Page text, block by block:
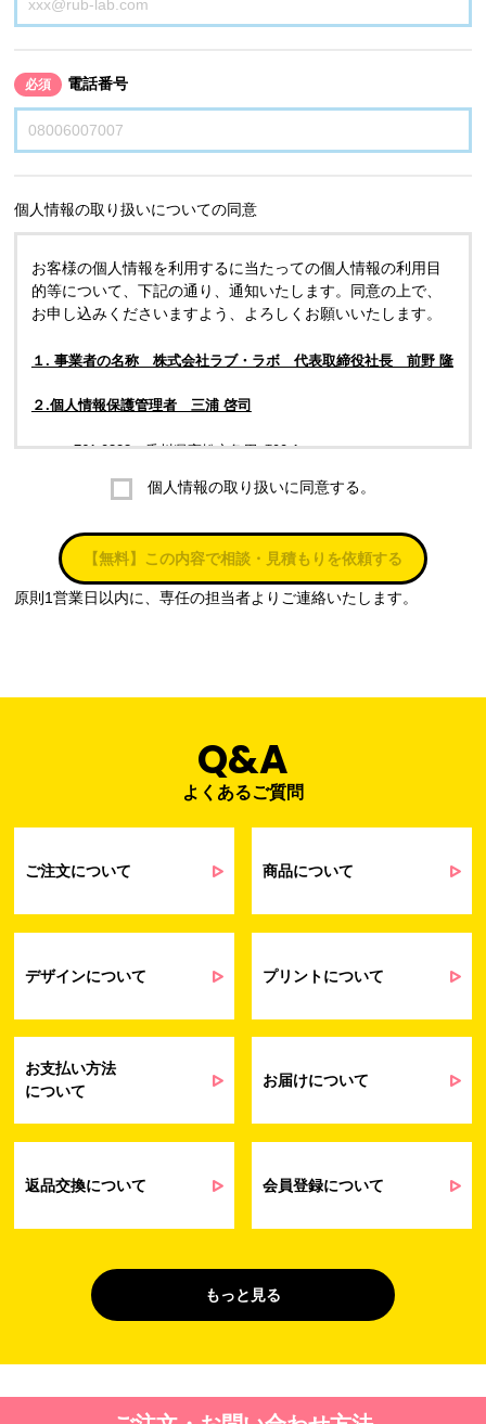
必須 電話番号
個人情報の取り扱いについての同意
お客様の個人情報を利用するに当たっての個人情報の利用目
的等について、下記の通り、通知いたします。同意の上で、
お申し込みくださいますよう、よろしくお願いいたします。
１. 事業者の名称 株式会社ラブ・ラボ 代表取締役社長 前野 隆
２.個人情報保護管理者 三浦 啓司
〒761-0323 香川県高松市亀田町90-1
株式会社ラブ・ラボ
電話：087-847-2000
電子メール：info@rub-lab.com
正当な事業遂行の範囲内で利用いたします。
個人情報の利用目的
会員管理業務
当社通信販売における受発注業務のため
るアンケート等の収集・分析・統計のため
せ業務に関するお取引先様との業務連絡や
契約・請求等の一連の手続きのため
提供するサービス（サポート業務を含む）
は営業およびマーケティング活動（セミナ
ターなど）に関連する情報を、電子メー
問い合わせへの対応のため
た場合のご対応のため
受託業務
（間接取得）
契約した小売店より委託された先への納
４. 個人情報を第三者に提供することが予定される場合の事項
第三者に提供する目的：パーソナライズ広告配信および効果測定・
個人情報の取り扱いに同意する。
【無料】この内容で相談・見積もりを依頼する
原則1営業日以内に、専任の担当者よりご連絡いたします。
Q&A
よくあるご質問
ご注文について 商品について
デザインについて プリントについて
お支払い方法
について
お届けについて
返品交換について 会員登録について
もっと見る